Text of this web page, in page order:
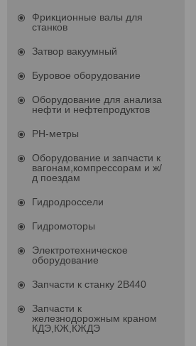
Фрикционные валы для
станков
Затвор вакуумный
Буровое оборудование
Оборудование для анализа
нефти и нефтепродуктов
PH-метры
Оборудование и запчасти к
вагонам,компрессорам и ж/
д поездам
Гидродроссели
Гидромоторы
Электротехническое
оборудование
Запчасти к станку 2В440
Запчасти к
железнодорожным краном
КДЭ,КЖ,КЖДЭ